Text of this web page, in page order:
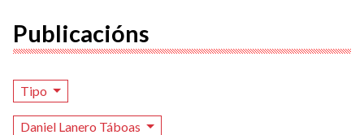
Publicacións
Tipo
Daniel Lanero Táboas